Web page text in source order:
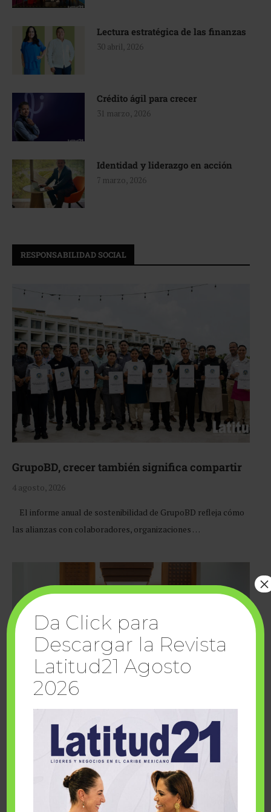
Lectura estratégica de las finanzas
30 abril, 2026
Crédito ágil para crecer
31 marzo, 2026
Identidad y liderazgo en acción
7 marzo, 2026
RESPONSABILIDAD SOCIAL
GrupoBD, crecer también significa compartir
4 agosto, 2026
El informe anual de sostenibilidad de GrupoBD refleja cómo
las alianzas con colaboradores, organizaciones …
Cuando la solidaridad inspira; cumplen
sueños Fairmont Mayakoba y Make-A-Wish
Da Click para
Descargar la Revista
Latitud21 Agosto
2026
×